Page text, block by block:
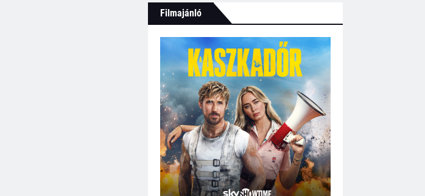
Filmajánló